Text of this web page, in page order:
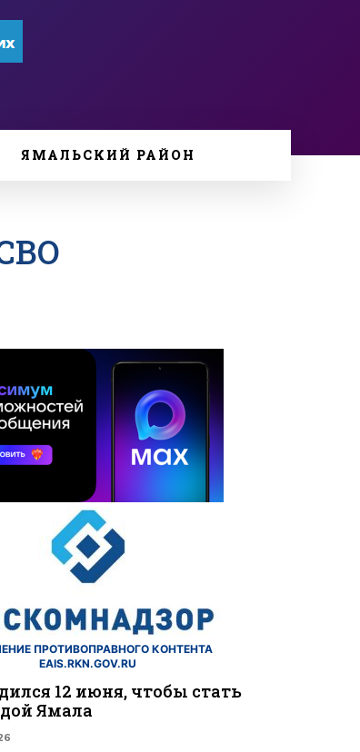
ЯМАЛЬСКИЙ РАЙОН
ПРОТИВОПРАВНОГО КОНТЕНТА
EAIS.RKN.GOV.RU
12 июня, чтобы стать
Ямала